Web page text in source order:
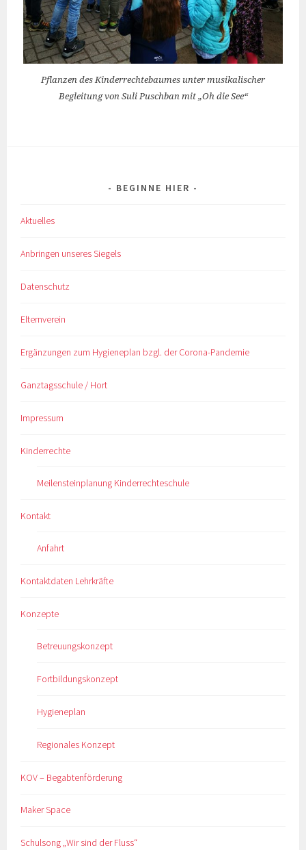
Pflanzen des Kinderrechtebaumes unter musikalischer
Begleitung von Suli Puschban mit „Oh die See“
BEGINNE HIER
Aktuelles
Anbringen unseres Siegels
Datenschutz
Elternverein
Ergänzungen zum Hygieneplan bzgl. der Corona-Pandemie
Ganztagsschule / Hort
Impressum
Kinderrechte
Meilensteinplanung Kinderrechteschule
Kontakt
Anfahrt
Kontaktdaten Lehrkräfte
Konzepte
Betreuungskonzept
Fortbildungskonzept
Hygieneplan
Regionales Konzept
KOV – Begabtenförderung
Maker Space
Schulsong „Wir sind der Fluss“